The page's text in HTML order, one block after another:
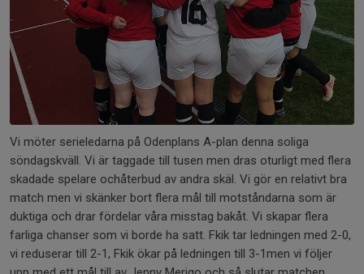
Vi möter serieledarna på Odenplans A-plan denna soliga
söndagskväll. Vi är taggade till tusen men dras oturligt med flera
skadade spelare ochåterbud av andra skäl. Vi gör en relativt bra
match men vi skänker bort flera mål till motståndarna som är
duktiga och drar fördelar våra misstag bakåt. Vi skapar flera
farliga chanser som vi borde ha satt. Fkik tar ledningen med 2-0,
vi reduserar till 2-1, Fkik ökar på ledningen till 3-1men vi följer